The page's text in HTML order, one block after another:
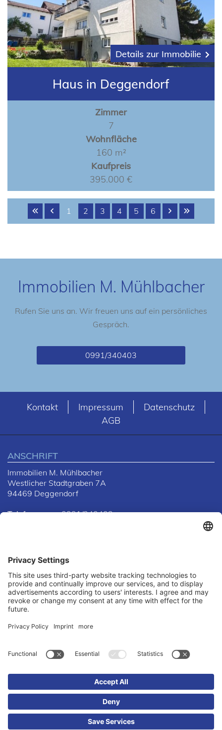
Details zur Immobilie
Haus in Deggendorf
Zimmer
7
Wohnfläche
160 m²
Kaufpreis
395.000 €
1 2 3 4 5 6
Immobilien M. Mühlbacher
Rufen Sie uns an. Wir freuen uns auf ein persönliches
Gespräch.
0991/340403
Kontakt Impressum
Datenschutz
AGB
ANSCHRIFT
Immobilien M. Mühlbacher
Westlicher Stadtgraben 7A
94469 Deggendorf
Telefon
0991/340403
LAGE & ROUTENPLANUNG
Routenplanung zu uns
Google Maps service!
map content that may collect data
details and accept the service to see
this map.
More Information
© 2026 Immobilien M. Mühlbacher